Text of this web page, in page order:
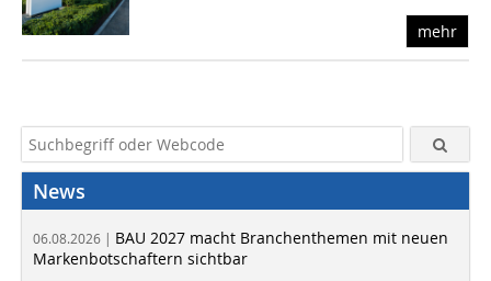
mehr
News
06.08.2026 | BAU 2027 macht Branchenthemen mit neuen
Markenbotschaftern sichtbar